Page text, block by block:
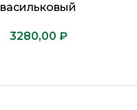
васильковый
₽